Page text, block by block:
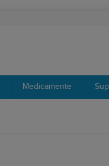
Medicamente